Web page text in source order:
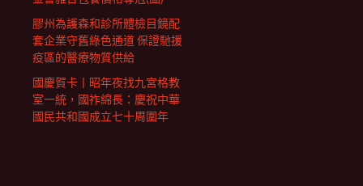
膠州為護森和診所體檢目鏡配
套企業守舊綠色通道 保證馳援
疫區的醫療物質供給
國慶賀卡丨昭年夜找九宮格教
室一統，國祚綿長：慶祝中華
國民共和國成立七十周圍年